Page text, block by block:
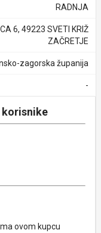
RADNJA
6, 49223 SVETI KRIŽ
ZAČRETJE
zagorska županija
-
ovom kupcu